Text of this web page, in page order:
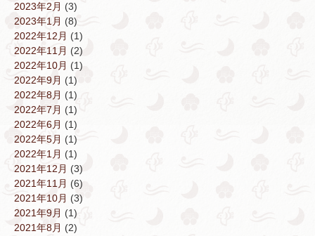
2023年2月 (3)
2023年1月 (8)
2022年12月 (1)
2022年11月 (2)
2022年10月 (1)
2022年9月 (1)
2022年8月 (1)
2022年7月 (1)
2022年6月 (1)
2022年5月 (1)
2022年1月 (1)
2021年12月 (3)
2021年11月 (6)
2021年10月 (3)
2021年9月 (1)
2021年8月 (2)